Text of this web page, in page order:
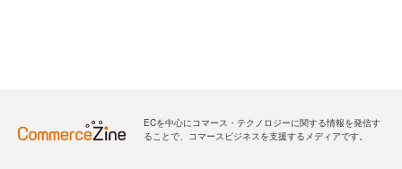
ECを中心にコマース・テクノロジーに関する情報を発信す
ることで、コマースビジネスを支援するメディアです。